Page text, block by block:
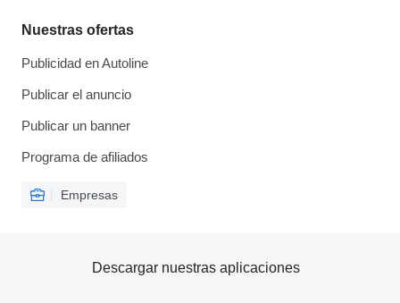
Nuestras ofertas
Publicidad en Autoline
Publicar el anuncio
Publicar un banner
Programa de afiliados
Empresas
Descargar nuestras aplicaciones